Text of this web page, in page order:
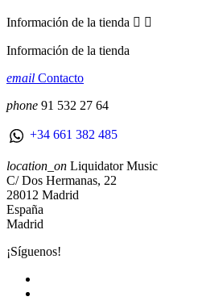
Información de la tienda  
Información de la tienda
email Contacto
phone 91 532 27 64
+34 661 382 485
location_on Liquidator Music
C/ Dos Hermanas, 22
28012 Madrid
España
Madrid
¡Síguenos!